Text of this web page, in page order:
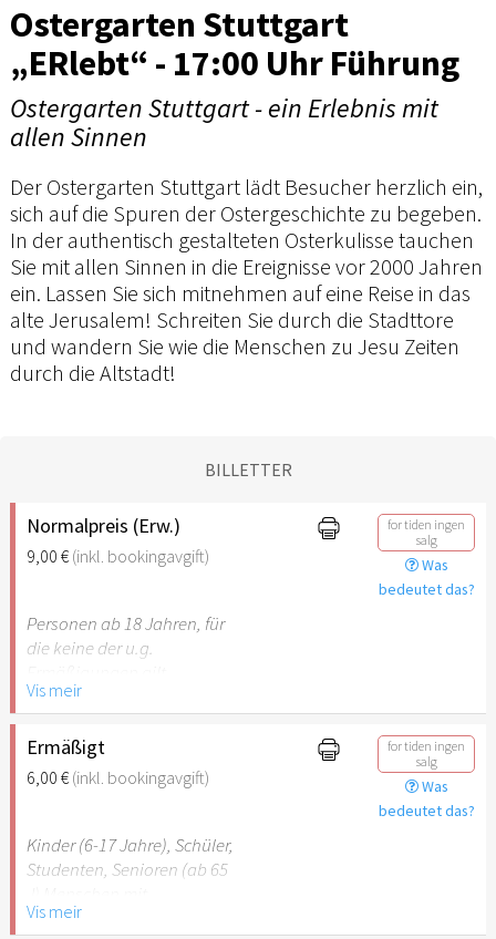
Ostergarten Stuttgart
„ERlebt“ - 17:00 Uhr Führung
Ostergarten Stuttgart - ein Erlebnis mit
allen Sinnen
Der Ostergarten Stuttgart lädt Besucher herzlich ein,
sich auf die Spuren der Ostergeschichte zu begeben.
In der authentisch gestalteten Osterkulisse tauchen
Sie mit allen Sinnen in die Ereignisse vor 2000 Jahren
ein. Lassen Sie sich mitnehmen auf eine Reise in das
alte Jerusalem! Schreiten Sie durch die Stadttore
und wandern Sie wie die Menschen zu Jesu Zeiten
durch die Altstadt!
BILLETTER
Normalpreis (Erw.)
9,00 €(inkl. bookingavgift)
for tiden ingen
salg
Was
bedeutet das?
Personen ab 18 Jahren, für
die keine der u.g.
Vis meir
Ermäßigt
6,00 €(inkl. bookingavgift)
for tiden ingen
salg
Was
bedeutet das?
Kinder (6-17 Jahre), Schüler,
Studenten, Senioren (ab 65
Behinderung (ab 50%),
Vis meir